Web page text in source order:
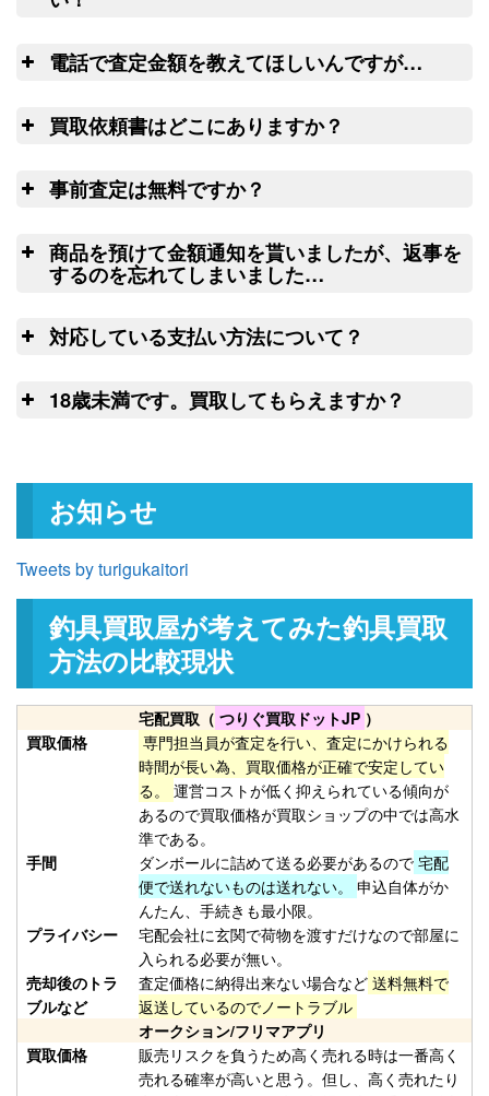
turi20260303
尺 未使用
turi20260304（2026/03/31迄）
2026/03/07
釣具買取クーポンg-
turi20260305 （2026/03/31迄）
和竿 先代孤舟 ぬ希 硬式純正鶺鴒
14尺 未使用
釣具買取クーポン turi20260221-
（2026/03/31迄）
42,000円
2026/02/21
和竿 蟹歩 別選硬式 寒蕾 銀朱総塗
釣具買取クーポン turi20260221-
42,000円
未使用
釣具買取クーポン
03（2026/03/31迄）
2026/02/21
和竿 源竿師 名匠 十三 13尺 未使
用
釣具買取クーポンturi20260221-
（2026/03/31迄）
2026/02/21
和竿 竿かづ へチ チヌ 7尺7寸 未
使用
釣具買取クーポンturi20260221-
（2026/03/31迄）
10,500円
2026/02/21
Orvis オービス フライリール
CFO123 未使用
釣具買取クーポンturi20260214-
01（2026/02/28迄）
27,000円
2026/02/14
Orvis オービス フライリール
CFO III 未使用
釣具買取クーポンturi20260214-
02（2026/02/28迄）
24,000円
2026/02/14
Orvis オービス フライリール
CFO IV 未使用
釣具買取クーポン turi20260214-
17,500円
2026/02/14
ご心配な送る送
得価格でご満足いただけます。お買取り
処分料はかかりません。
全
リール
や釣り竿を梱包するダンボール、ケース
の無料配送サービス
電話で査定金額を教えてほしいんですが…
電
ブ
LINE
買取依頼書はどこにありますか？
こ ちら(PDF)
ウェブフォーム
事前査定は無料ですか？
は
商品を預けて金額通知を貰いましたが、返事を
するのを忘れてしまいました…
査
日以上連絡がつかない場合には、弊社に
て任意に物品を処分させていただきま
対応している支払い方法について？
ゆ
18歳未満です。買取してもらえますか？
お知らせ
Tweets by turigukaitori
釣具買取屋が考えてみた釣具買取
方法の比較現状
宅配買取（ つりぐ買取ドットJP ）
買取価格
専門担当員が査定を行い、査定にかけられる
時間が長い為、買取価格が正確で安定してい
る。 運営コストが低く抑えられている傾向が
あるので買取価格が買取ショップの中では高水
準である。
手間
ダンボールに詰めて送る必要があるので 宅配
便で送れないものは送れない。 申込自体がか
んたん、手続きも最小限。
プライバシー
宅配会社に玄関で荷物を渡すだけなので部屋に
入られる必要が無い。
売却後のトラ
ブルなど
査定価格に納得出来ない場合など 送料無料で
返送しているのでノートラブル
オークション/フリマアプリ
買取価格
販売リスクを負うため高く売れる時は一番高く
売れる確率が高いと思う。但し、高く売れたり